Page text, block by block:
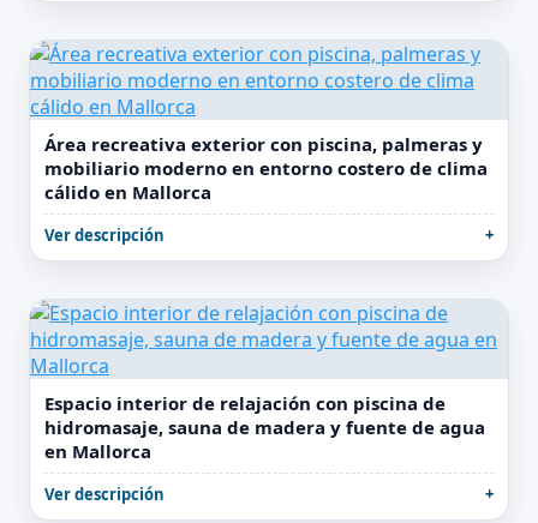
Área recreativa exterior con piscina, palmeras y
mobiliario moderno en entorno costero de clima
cálido en Mallorca
Ver descripción
Espacio interior de relajación con piscina de
hidromasaje, sauna de madera y fuente de agua
en Mallorca
Ver descripción